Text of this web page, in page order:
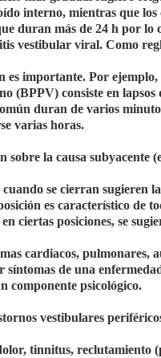
interno, mientras que los
duran más de 24 h por lo
vestibular viral. Como
importante. Por ejemplo,
(BPPV) consiste en lapsos
duran de varios
varias horas.
la causa subyacente
se cierran sugieren
es característico de
ciertas posiciones, se
cardiacos, pulmonares,
de una
componente psicológico.
vestibulares
tinnitus, reclutamiento